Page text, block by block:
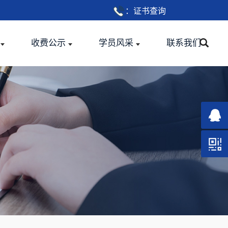
： 证书查询
收费公示 学员风采 联系我们